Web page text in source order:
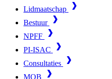
Lidmaatschap
Bestuur
NPFF
PI-ISAC
Consultaties
MOB